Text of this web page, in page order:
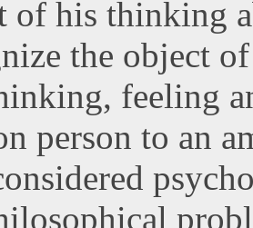
of his thinking
the object
feeling
person to an